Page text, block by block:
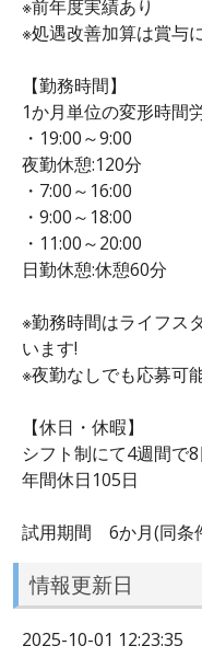
※前年度実績あり
※処遇改善加算は賞与
【勤務時間】
1か月単位の変形時間
・19:00～9:00
夜勤休憩:120分
・7:00～16:00
・9:00～18:00
・11:00～20:00
日勤休憩:休憩60分
※勤務時間はライフス
います!
※夜勤なしでも応募可
【休日・休暇】
シフト制にて4週間で
年間休日105日
試用期間 6か月(同条
情報更新日
2025-10-01 12:23:35